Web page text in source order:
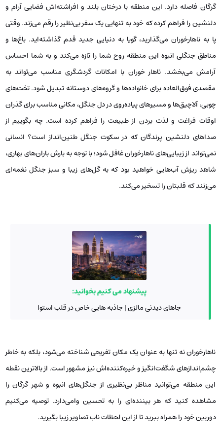
گرگان فاصله دارد. این منطقه با درختان بلند و افراشته‌اش فضایی آرام و
دلنشین را فراهم کرده که خود به تنهایی یک سفر بی‌نظیر را رقم می‌زند. وقتی
پا به ناهارخوران می‌گذارید، گویا به دنیایی جدید قدم گذاشته‌اید. باغ‌ها و
مناطق جنگلی انبوه این منطقه روح شما را تازه می‌کند و به شما احساس
آرامش می‌بخشد. ناهار خوران با امکانات گردشگری مناسب می‌تواند به
مقصدی فوق‌العاده برای خانواده‌ها و گروه‌های دوستانه تبدیل شود. تخت‌های
چوبی، آلاچیق‌ها و مسیرهای پیاده‌روی در دل جنگل، مکانی مناسب برای گذران
اوقات فراغت و لذت بردن از طبیعت را فراهم کرده است. چه بگوییم از
صداهای دلنشین پرندگان که در سکوت جنگل طنین‌انداز است؟ انسانی
نمی‌تواند از زیبایی‌های ناهارخوران غافل شود؛ با توجه به بارش باران‌های بهاری،
شاهد ریزش آب‌هایی خواهید بود که به گل‌های زیبا و سبز جنگل نغمه‌ای
می‌زنند که قلبتان را تسخیر می‌کند.
پیشنهاد می کنیم بخوانید:
جاهای دیدنی مالزی | جاذبه هایی خاص در قلب استوا
ناهارخوران نه تنها به عنوان یک مکان تفریحی شناخته می‌شود، بلکه به خاطر
چشم‌اندازهای شگفت‌انگیز و خیره‌کننده‌اش نیز مشهور است. از بالاترین نقطه
این منطقه می‌توانید مناظر بی‌نظیری از جنگل‌های انبوه و شهر گرگان را
مشاهده کنید که هر بیننده‌ای را به تحسین وامی‌دارد. توصیه می‌کنیم
دوربین خود را همراه ببرید تا از این لحظات ناب تصاویر زیبا بگیرید.